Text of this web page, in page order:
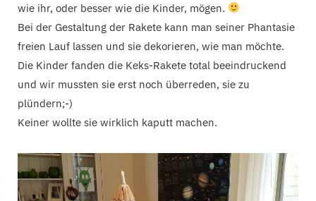
wie ihr, oder besser wie die Kinder, mögen.
Bei der Gestaltung der Rakete kann man seiner Phantasie
freien Lauf lassen und sie dekorieren, wie man möchte.
Die Kinder fanden die Keks-Rakete total beeindruckend
und wir mussten sie erst noch überreden, sie zu
plündern;-)
Keiner wollte sie wirklich kaputt machen.